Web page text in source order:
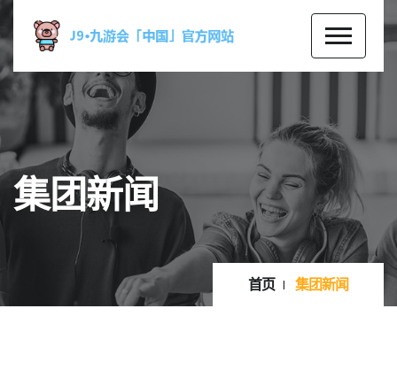
集团新闻
首页 集团新闻